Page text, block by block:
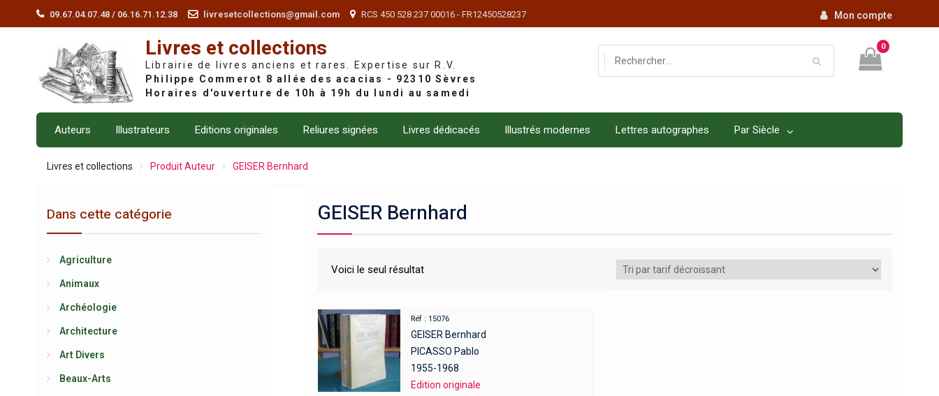
09.67.04.07.48 / 06.16.71.12.38 livresetcollections@gmail.com RCS 450 528 237 00016 - FR12450528237 Mon compte
Livres et collections
Librairie de livres anciens et rares. Expertise sur R.V.
0
Auteurs Illustrateurs Editions originales Reliures signées Livres dédicacés Illustrés modernes Lettres autographes Par Siècle
Livres et collections Produit Auteur GEISER Bernhard
GEISER Bernhard
Voici le seul résultat
Réf : 15076
GEISER Bernhard
PICASSO Pablo
1955-1968
Edition originale
Dans cette catégorie
Agriculture
Animaux
Archéologie
Architecture
Art Divers
Beaux-Arts